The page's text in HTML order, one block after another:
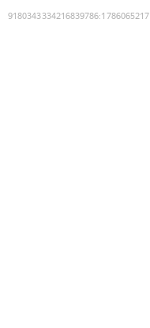
9180343334216839786:1786065217